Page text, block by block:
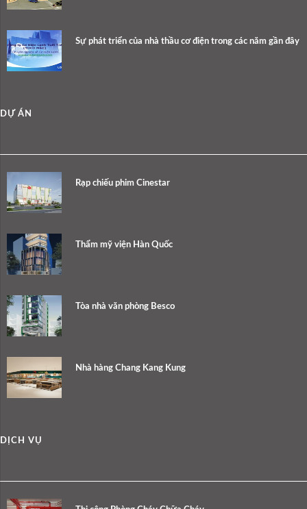
Sự phát triển của nhà thầu cơ điện trong các năm gần đây
DỰ ÁN
Rạp chiếu phim Cinestar
Thẩm mỹ viện Hàn Quốc
Tòa nhà văn phòng Besco
Nhà hàng Chang Kang Kung
DỊCH VỤ